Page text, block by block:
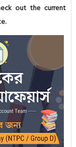
out the current